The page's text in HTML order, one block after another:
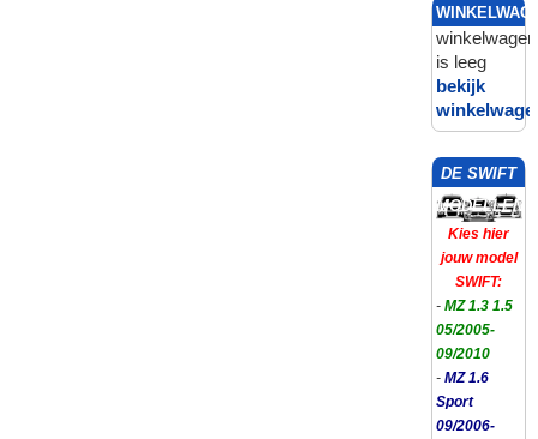
winkelwagen
is leeg
bekijk
DE SWIFT
MODELLEN
Kies hier
jouw model
SWIFT:
- MZ 1.3 1.5
05/2005-
09/2010
- MZ 1.6
Sport
09/2006-